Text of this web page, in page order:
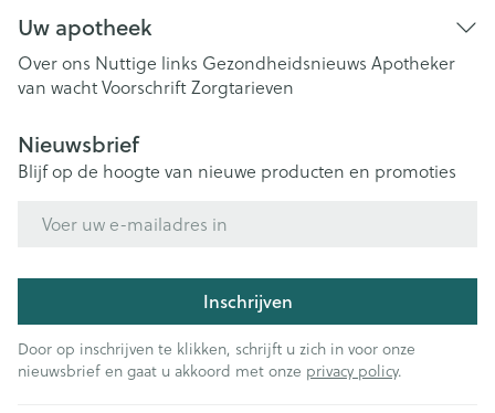
Uw apotheek
Over ons Nuttige links Gezondheidsnieuws Apotheker
van wachtVoorschriftZorgtarieven
Nieuwsbrief
Blijf op de hoogte van nieuwe producten en promoties
Inschrijven
Door op inschrijven te klikken, schrijft u zich in voor onze
nieuwsbrief en gaat u akkoord met onze privacy policy.